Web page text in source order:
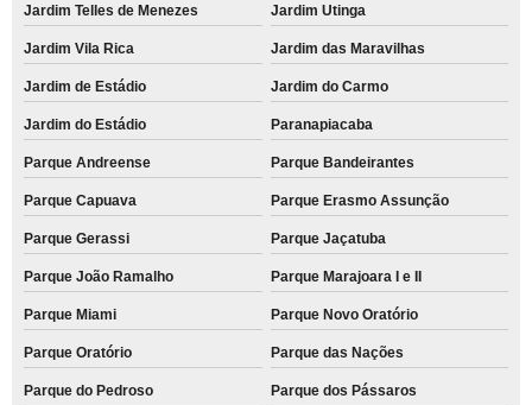
Jardim Telles de Menezes Jardim Utinga
Jardim Vila Rica Jardim das Maravilhas
Jardim de Estádio Jardim do Carmo
Jardim do Estádio Paranapiacaba
Parque Andreense Parque Bandeirantes
Parque Capuava Parque Erasmo Assunção
Parque Gerassi Parque Jaçatuba
Parque João Ramalho Parque Marajoara I e II
Parque Miami Parque Novo Oratório
Parque Oratório Parque das Nações
Parque do Pedroso Parque dos Pássaros